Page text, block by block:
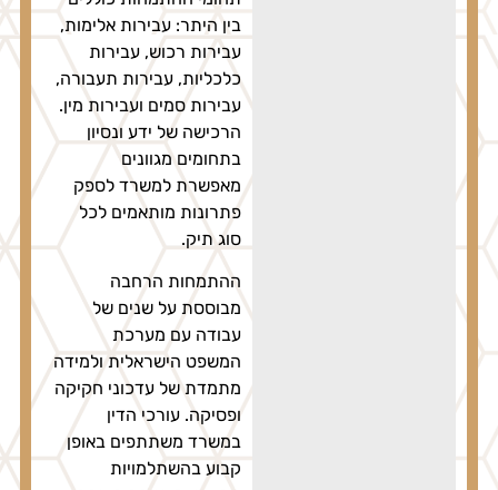
בין היתר: עבירות אלימות,
עבירות רכוש, עבירות
כלכליות, עבירות תעבורה,
עבירות סמים ועבירות מין.
הרכישה של ידע ונסיון
בתחומים מגוונים
מאפשרת למשרד לספק
פתרונות מותאמים לכל
סוג תיק.
ההתמחות הרחבה
מבוססת על שנים של
עבודה עם מערכת
המשפט הישראלית ולמידה
מתמדת של עדכוני חקיקה
ופסיקה. עורכי הדין
במשרד משתתפים באופן
קבוע בהשתלמויות